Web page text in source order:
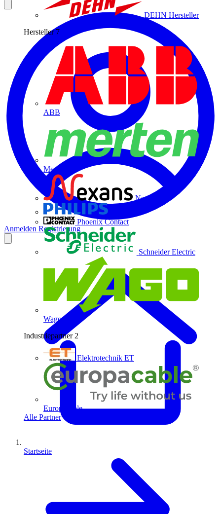
DEHN Hersteller
Hersteller 7
ABB
Merten
Nexans
Phoenix Contact
Schneider Electric
Wago
Industriepartner 2
Elektrotechnik ET
Europacable
Alle Partner
Anmelden Registrierung
Startseite